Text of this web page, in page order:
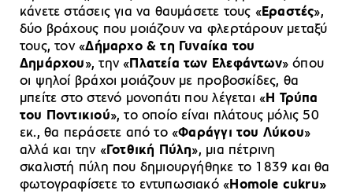
κάνετε στάσεις για να θαυμάσετε τους «Εραστές»,
δύο βράχους που μοιάζουν να φλερτάρουν μεταξύ
τους, τον «Δήμαρχο & τη Γυναίκα του
Δημάρχου», την «Πλατεία των Ελεφάντων» όπου
οι ψηλοί βράχοι μοιάζουν με προβοσκίδες, θα
μπείτε στο στενό μονοπάτι που λέγεται «Η Τρύπα
του Ποντικιού», το οποίο είναι πλάτους μόλις 50
εκ., θα περάσετε από το «Φαράγγι του Λύκου»
αλλά και την «Γοτθική Πύλη», μια πέτρινη
σκαλιστή πύλη που δημιουργήθηκε το 1839 και θα
φωτογραφίσετε το εντυπωσιακό «Homole cukru»